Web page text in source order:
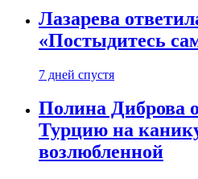
Лазарева
«Постыдитесь
7 дней спустя
Полина Диброва
Турцию на
возлюбленной